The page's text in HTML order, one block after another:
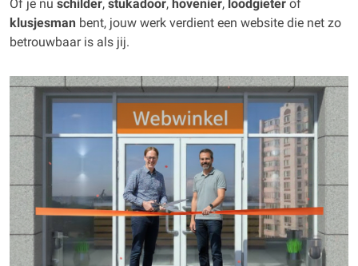
Of je nu schilder, stukadoor, hovenier, loodgieter of
klusjesman bent, jouw werk verdient een website die net zo
betrouwbaar is als jij.